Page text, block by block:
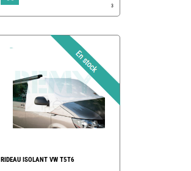
3
RIDEAU ISOLANT VW T5T6